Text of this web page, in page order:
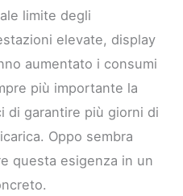
limite degli
elevate, display
aumentato i consumi
più importante la
di garantire più giorni di
Oppo sembra
questa esigenza in un